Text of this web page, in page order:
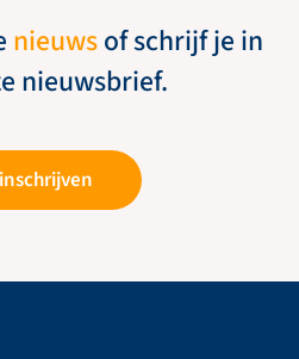
nieuwsof schrijf je in
nieuwsbrief.